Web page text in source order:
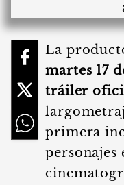
La
martes 17
tráiler
primera